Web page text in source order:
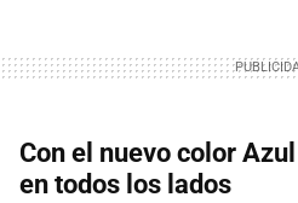
Con el nuevo color
en todos los lados